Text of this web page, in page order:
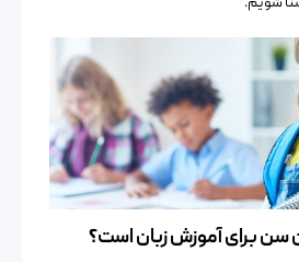
برای آموزش زبان است؟